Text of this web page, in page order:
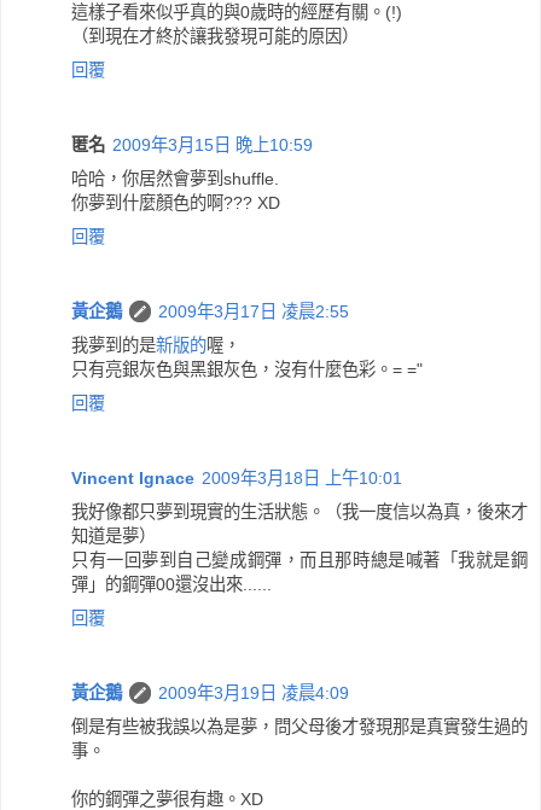
這樣子看來似乎真的與0歲時的經歷有關。(!)
（到現在才終於讓我發現可能的原因）
回覆
匿名 2009年3月15日 晚上10:59
哈哈，你居然會夢到shuffle.
你夢到什麼顏色的啊??? XD
回覆
黃企鵝
2009年3月17日 凌晨2:55
我夢到的是新版的喔，
只有亮銀灰色與黑銀灰色，沒有什麼色彩。= ="
回覆
Vincent Ignace 2009年3月18日 上午10:01
我好像都只夢到現實的生活狀態。（我一度信以為真，後來才
知道是夢）
只有一回夢到自己變成鋼彈，而且那時總是喊著「我就是鋼
彈」的鋼彈00還沒出來......
回覆
黃企鵝
2009年3月19日 凌晨4:09
倒是有些被我誤以為是夢，問父母後才發現那是真實發生過的
事。
你的鋼彈之夢很有趣。XD